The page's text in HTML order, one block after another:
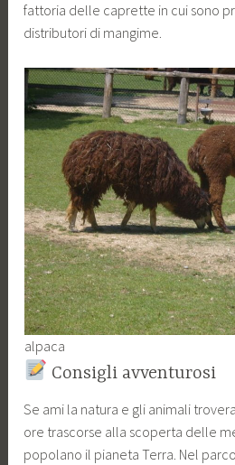
fattoria delle caprette in cui sono
distributori di mangime.
alpaca
Consigli avventurosi
Se ami la natura e gli animali
ore trascorse alla scoperta delle
popolano il pianeta Terra. Nel